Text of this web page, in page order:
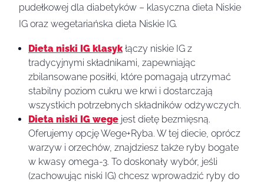
pudełkowej dla diabetyków – klasyczna dieta Niskie
IG oraz wegetariańska dieta Niskie IG.
Dieta niski IG klasyk łączy niskie IG z
tradycyjnymi składnikami, zapewniając
zbilansowane posiłki, które pomagają utrzymać
stabilny poziom cukru we krwi i dostarczają
wszystkich potrzebnych składników odżywczych.
Dieta niski IG wege jest dietę bezmięsną.
Oferujemy opcję Wege+Ryba. W tej diecie, oprócz
warzyw i orzechów, znajdziesz także ryby bogate
w kwasy omega-3. To doskonały wybór, jeśli
(zachowując niski IG) chcesz wprowadzić ryby do